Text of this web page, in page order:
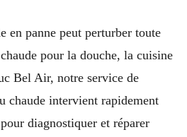
en panne peut perturber toute
pour la douche, la cuisine
Bel Air, notre service de
chaude intervient rapidement
diagnostiquer et réparer